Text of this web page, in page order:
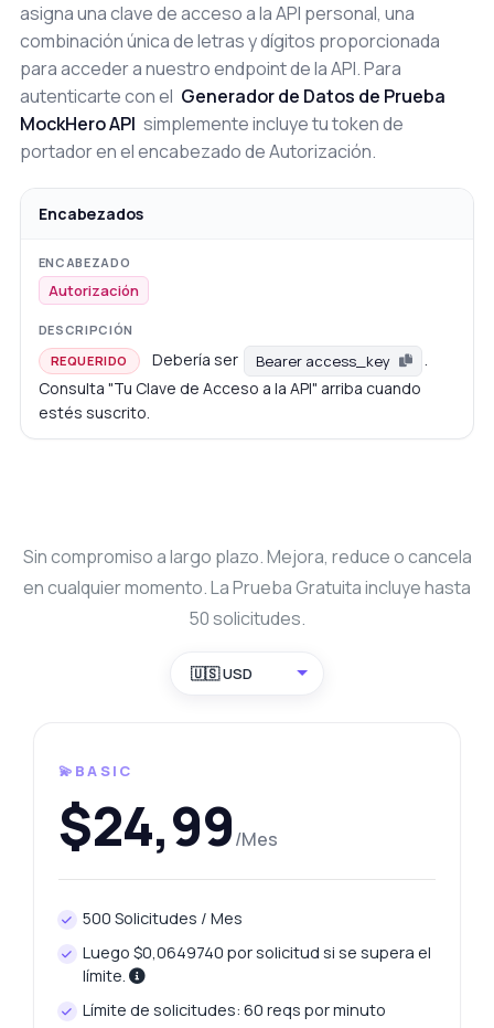
asigna una clave de acceso a la API personal, una
combinación única de letras y dígitos proporcionada
para acceder a nuestro endpoint de la API. Para
autenticarte con el Generador de Datos de Prueba
MockHero API simplemente incluye tu token de
portador en el encabezado de Autorización.
Encabezados
Autorización
REQUERIDO Debería ser Bearer access_key
.
Consulta "Tu Clave de Acceso a la API" arriba cuando
estés suscrito.
Sin compromiso a largo plazo. Mejora, reduce o cancela
en cualquier momento. La Prueba Gratuita incluye hasta
50 solicitudes.
🇺🇸 USD
💫BASIC
$24,99/Mes
500 Solicitudes / Mes
Luego $0,0649740 por solicitud si se supera el
límite.
Límite de solicitudes: 60 reqs por minuto